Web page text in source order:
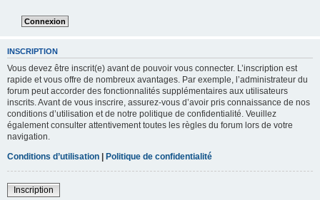
INSCRIPTION
Vous devez être inscrit(e) avant de pouvoir vous connecter. L’inscription est
rapide et vous offre de nombreux avantages. Par exemple, l’administrateur du
forum peut accorder des fonctionnalités supplémentaires aux utilisateurs
inscrits. Avant de vous inscrire, assurez-vous d’avoir pris connaissance de nos
conditions d’utilisation et de notre politique de confidentialité. Veuillez
également consulter attentivement toutes les règles du forum lors de votre
navigation.
Conditions d’utilisation | Politique de confidentialité
Inscription